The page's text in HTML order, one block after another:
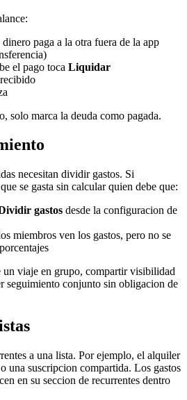
paga a la otra fuera de la app
el pago toca Liquidar
solo marca la deuda como pagada.
necesitan dividir gastos. Si
se gasta sin calcular quien debe que:
gastos desde la configuracion de
miembros ven los gastos, pero no se
un viaje en grupo, compartir visibilidad
seguimiento conjunto sin obligacion de
a una lista. Por ejemplo, el alquiler
una suscripcion compartida. Los gastos
en su seccion de recurrentes dentro